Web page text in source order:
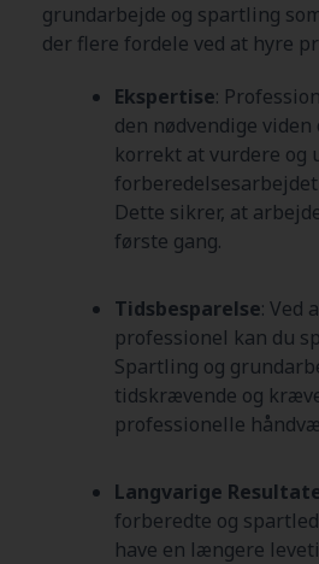
grundarbejde og spartling
der flere fordele ved at hyre
Ekspertise:
den nødvendige
korrekt at vurdere og
Dette sikrer, at
første gang.
Tidsbesparelse: Ved
professionel kan du
Spartling og
tidskrævende og
professionelle
Langvarige
forberedte og
have en længere